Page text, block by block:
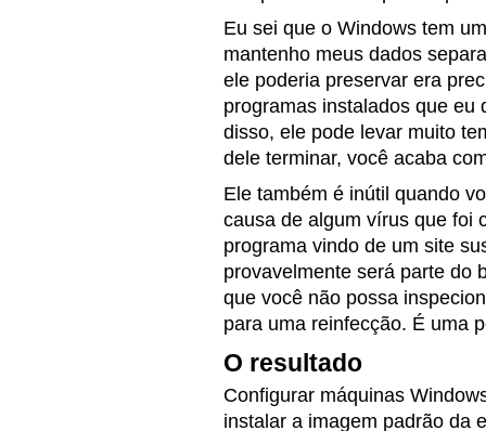
Eu sei que o Windows tem
mantenho meus dados
ele poderia preservar era
programas instalados que eu
disso, ele pode levar muito
dele terminar, você acaba
Ele também é inútil quando
causa de algum vírus que foi
programa vindo de um site
provavelmente será parte do
que você não possa
para uma reinfecção. É uma
O resultado
Configurar máquinas
instalar a imagem padrão da